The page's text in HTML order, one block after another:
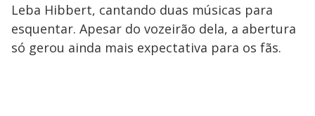
Leba Hibbert, cantando duas músicas para
esquentar. Apesar do vozeirão dela, a abertura
só gerou ainda mais expectativa para os fãs.